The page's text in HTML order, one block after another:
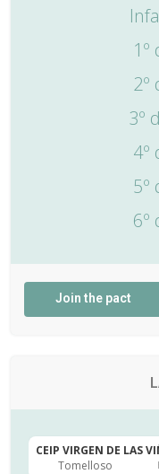
1º
2º
3º
4º
5º
6º
Join the pact
CEIP VIRGEN DE LAS
Tomelloso